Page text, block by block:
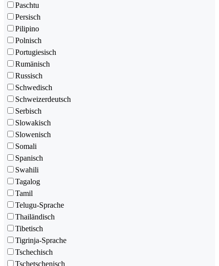
Paschtu
Persisch
Pilipino
Polnisch
Portugiesisch
Rumänisch
Russisch
Schwedisch
Schweizerdeutsch
Serbisch
Slowakisch
Slowenisch
Somali
Spanisch
Swahili
Tagalog
Tamil
Telugu-Sprache
Thailändisch
Tibetisch
Tigrinja-Sprache
Tschechisch
Tschetschenisch